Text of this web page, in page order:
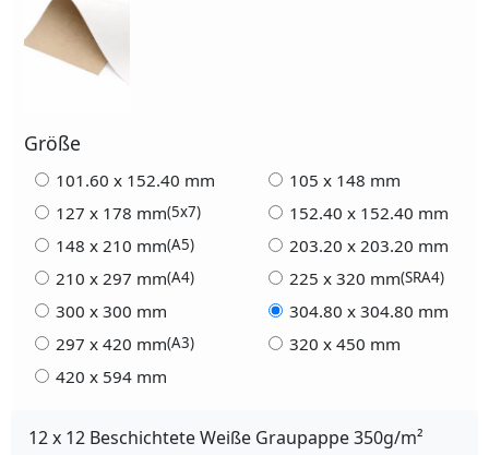
Größe
101.60 x 152.40 mm
105 x 148 mm
127 x 178 mm(5x7)
152.40 x 152.40 mm
148 x 210 mm(A5)
203.20 x 203.20 mm
210 x 297 mm(A4) 225 x 320 mm(SRA4)
300 x 300 mm
304.80 x 304.80 mm
297 x 420 mm(A3)
320 x 450 mm
420 x 594 mm
12 x 12 Beschichtete Weiße Graupappe 350g/m²